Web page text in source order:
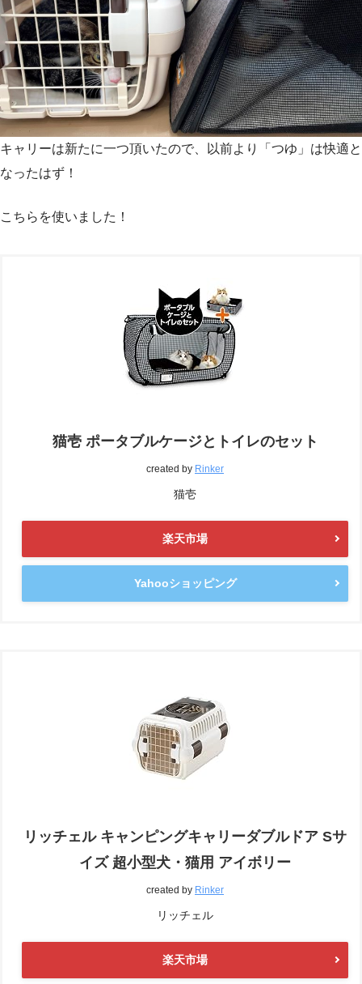
キャリーは新たに一つ頂いたので、以前より「つゆ」は快適と
なったはず！
こちらを使いました！
猫壱 ポータブルケージとトイレのセット
created by Rinker
猫壱
楽天市場
Yahooショッピング
リッチェル キャンピングキャリーダブルドア Sサ
イズ 超小型犬・猫用 アイボリー
created by Rinker
リッチェル
楽天市場